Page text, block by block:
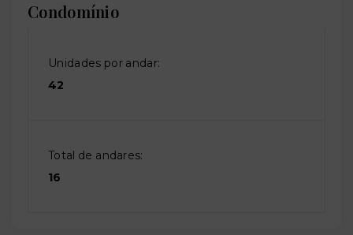
Condomínio
Unidades por andar:
42
Total de andares:
16